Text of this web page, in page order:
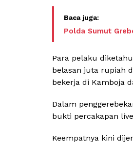
Polda Sumut
Para pelaku
belasan juta rupiah
bekerja di Kamboja
Dalam
bukti percakapan
Keempatnya kini